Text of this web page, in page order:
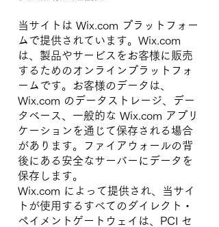
当サイトは Wix.com プラットフォー
ムで提供されています。Wix.com
は、製品やサービスをお客様に販売
するためのオンラインプラットフォ
ームです。お客様のデータは、
Wix.com のデータストレージ、デー
タベース、一般的な Wix.com アプリ
ケーションを通じて保存される場合
があります。ファイアウォールの背
後にある安全なサーバーにデータを
保存します。
Wix.com によって提供され、当サイ
トが使用するすべてのダイレクト・
ペイメントゲートウェイは、PCI セ